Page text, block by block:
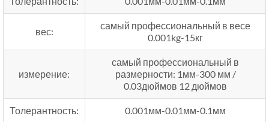
вес:
самый профессиональный в весе
0.001kg-15кг
измерение:
самый профессиональный в
размерности: 1мм-300 мм /
0.03дюймов 12 дюймов
Толерантность: 0.001мм-0.01мм-0.1мм